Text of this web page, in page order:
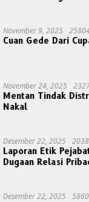
November 9, 2025
Cuan Gede Dari
November 24, 2025
Mentan Tindak
Nakal
Desember 22, 2025
Laporan Etik
Dugaan Relasi
Desember 22, 2025